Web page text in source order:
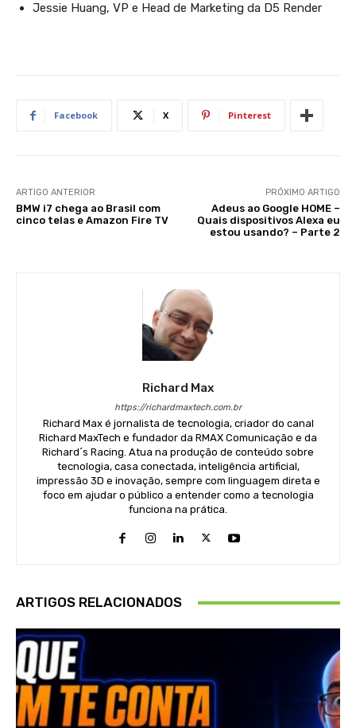
Jessie Huang, VP e Head de Marketing da D5 Render
Facebook X Pinterest
ARTIGO ANTERIOR
BMW i7 chega ao Brasil com
cinco telas e Amazon Fire TV
PRÓXIMO ARTIGO
Adeus ao Google HOME –
Quais dispositivos Alexa eu
estou usando? – Parte 2
Richard Max
https://richardmaxtech.com.br
Richard Max é jornalista de tecnologia, criador do canal
Richard MaxTech e fundador da RMAX Comunicação e da
Richard´s Racing. Atua na produção de conteúdo sobre
tecnologia, casa conectada, inteligência artificial,
impressão 3D e inovação, sempre com linguagem direta e
foco em ajudar o público a entender como a tecnologia
funciona na prática.
ARTIGOS RELACIONADOS